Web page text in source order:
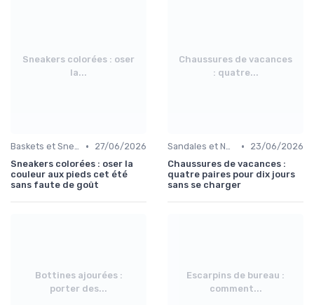
Sneakers colorées : oser
la...
Baskets et Sneakers •
27/06/2026
Sneakers colorées : oser la
couleur aux pieds cet été
sans faute de goût
Chaussures de vacances
: quatre...
Sandales et Nu-pieds •
23/06/2026
Chaussures de vacances :
quatre paires pour dix jours
sans se charger
Bottines ajourées :
porter des...
Escarpins de bureau :
comment...